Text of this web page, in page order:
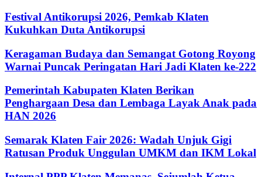
Festival Antikorupsi 2026, Pemkab Klaten
Kukuhkan Duta Antikorupsi
Keragaman Budaya dan Semangat Gotong Royong
Warnai Puncak Peringatan Hari Jadi Klaten ke-222
Pemerintah Kabupaten Klaten Berikan
Penghargaan Desa dan Lembaga Layak Anak pada
HAN 2026
Semarak Klaten Fair 2026: Wadah Unjuk Gigi
Ratusan Produk Unggulan UMKM dan IKM Lokal